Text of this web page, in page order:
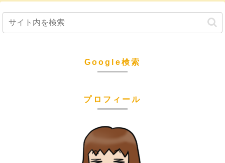
Google検索
プロフィール